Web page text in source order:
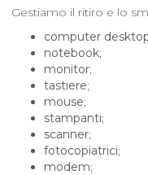
Gestiamo il ritiro e lo
computer
notebook;
monitor;
tastiere;
mouse;
stampanti;
scanner;
fotocopiatrici;
modem;